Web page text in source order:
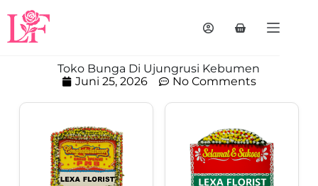
Toko Bunga Di Ujungrusi Kebumen
Juni 25, 2026
No Comments